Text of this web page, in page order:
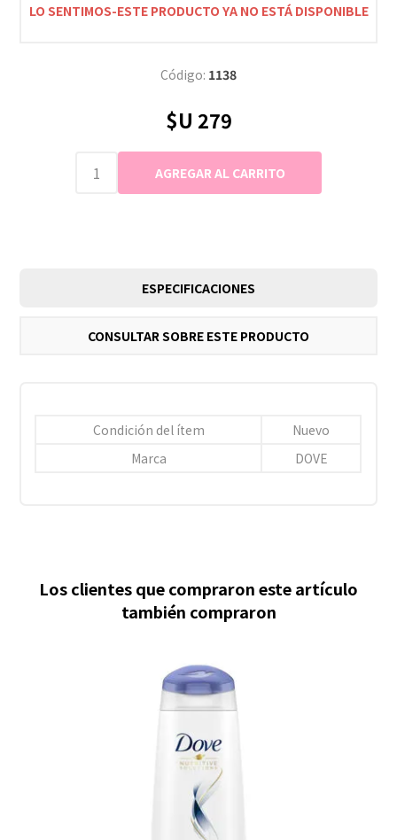
LO SENTIMOS-ESTE PRODUCTO YA NO ESTÁ DISPONIBLE
Código: 1138
$U 279
ESPECIFICACIONES
CONSULTAR SOBRE ESTE PRODUCTO
Condición del ítem
Nuevo
Marca
DOVE
Los clientes que compraron este artículo
también compraron